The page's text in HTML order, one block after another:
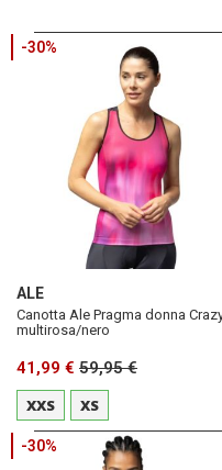
-30%
ALE
Canotta Ale Pragma donna
multirosa/nero
41,99 € 59,95 €
XXS
XS
-30%